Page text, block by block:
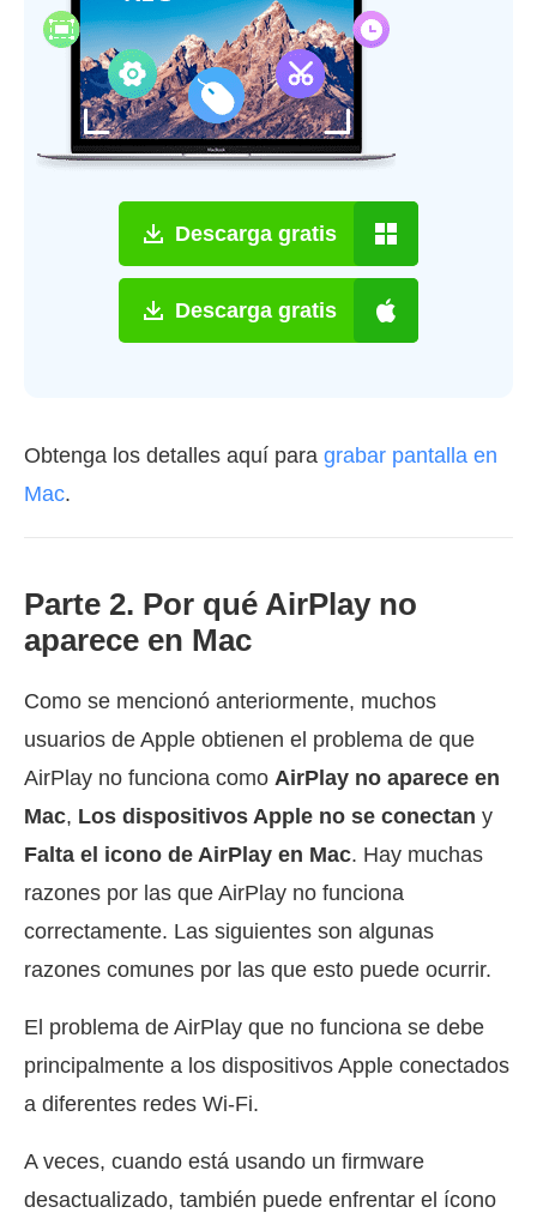
Descarga gratis
Descarga gratis
Obtenga los detalles aquí para grabar pantalla en
Mac.
Parte 2. Por qué AirPlay no
aparece en Mac
Como se mencionó anteriormente, muchos
usuarios de Apple obtienen el problema de que
AirPlay no funciona como AirPlay no aparece en
Mac, Los dispositivos Apple no se conectan y
Falta el icono de AirPlay en Mac. Hay muchas
razones por las que AirPlay no funciona
correctamente. Las siguientes son algunas
razones comunes por las que esto puede ocurrir.
El problema de AirPlay que no funciona se debe
principalmente a los dispositivos Apple conectados
a diferentes redes Wi-Fi.
A veces, cuando está usando un firmware
desactualizado, también puede enfrentar el ícono